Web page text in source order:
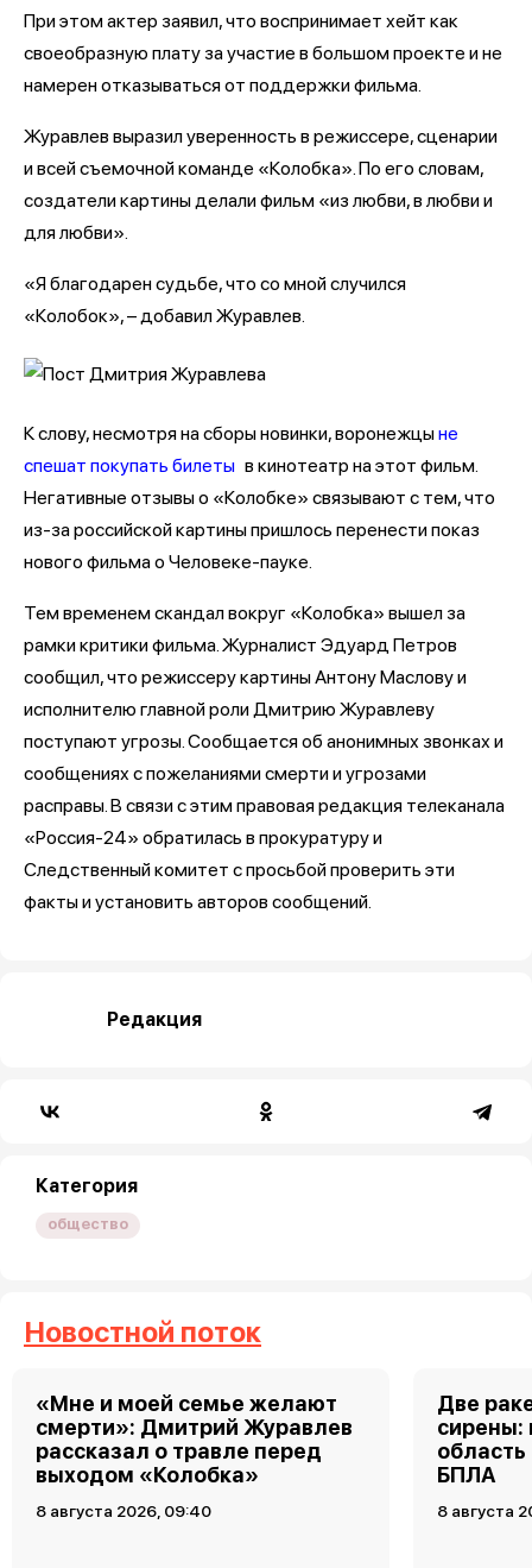
При этом актер заявил, что воспринимает хейт как
своеобразную плату за участие в большом проекте и не
намерен отказываться от поддержки фильма.
Журавлев выразил уверенность в режиссере, сценарии
и всей съемочной команде «Колобка». По его словам,
создатели картины делали фильм «из любви, в любви и
для любви».
«Я благодарен судьбе, что со мной случился
«Колобок», – добавил Журавлев.
К слову, несмотря на сборы новинки, воронежцыне
спешат покупать билеты в кинотеатр на этот фильм.
Негативные отзывы о «Колобке» связывают с тем, что
из-за российской картины пришлось перенести показ
нового фильма о Человеке-пауке.
Тем временем скандал вокруг «Колобка» вышел за
рамки критики фильма. Журналист Эдуард Петров
сообщил, что режиссеру картины Антону Маслову и
исполнителю главной роли Дмитрию Журавлеву
поступают угрозы. Сообщается об анонимных звонках и
сообщениях с пожеланиями смерти и угрозами
расправы. В связи с этим правовая редакция телеканала
«Россия-24» обратилась в прокуратуру и
Следственный комитет с просьбой проверить эти
факты и установить авторов сообщений.
Редакция
Категория
общество
Новостной поток
«Мне и моей семье желают
смерти»: Дмитрий Журавлев
рассказал о травле перед
выходом «Колобка»
8 августа 2026, 09:40
Две
сирены:
БПЛА
8 августа